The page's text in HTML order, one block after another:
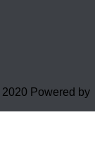
Powered by